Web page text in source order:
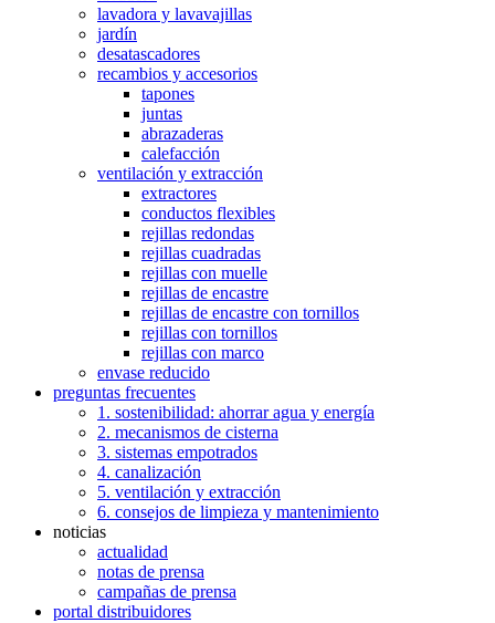
lavadora y lavavajillas
jardín
desatascadores
recambios y accesorios
tapones
juntas
abrazaderas
calefacción
ventilación y extracción
extractores
conductos flexibles
rejillas redondas
rejillas cuadradas
rejillas con muelle
rejillas de encastre
rejillas de encastre con tornillos
rejillas con tornillos
rejillas con marco
envase reducido
preguntas frecuentes
1. sostenibilidad: ahorrar agua y energía
2. mecanismos de cisterna
3. sistemas empotrados
4. canalización
5. ventilación y extracción
6. consejos de limpieza y mantenimiento
noticias
actualidad
notas de prensa
campañas de prensa
portal distribuidores